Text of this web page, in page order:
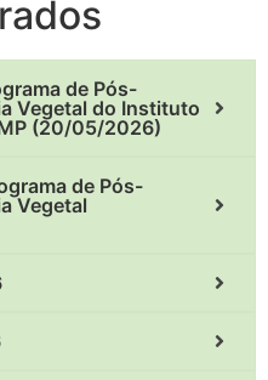
de Pós-
Vegetal do Instituto
(20/05/2026)
de Pós-
Vegetal